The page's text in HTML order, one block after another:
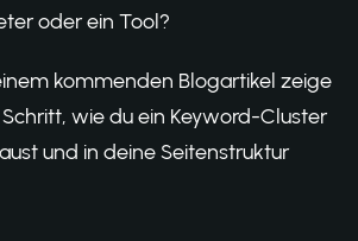
oder ein Tool?
kommenden Blogartikel zeige
wie du ein Keyword-Cluster
und in deine Seitenstruktur